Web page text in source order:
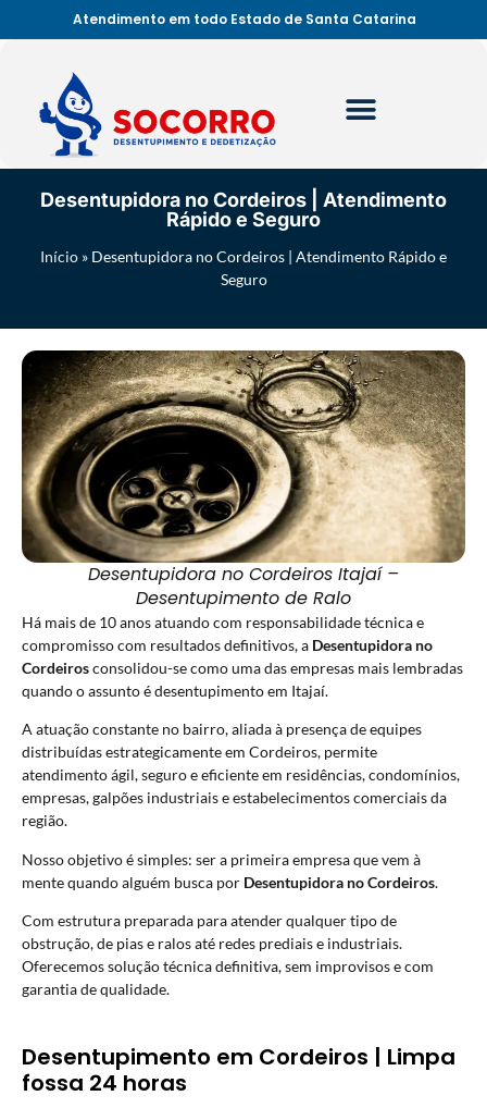
Atendimento em todo Estado de Santa Catarina
Desentupidora no Cordeiros | Atendimento
Rápido e Seguro
Início » Desentupidora no Cordeiros | Atendimento Rápido e
Seguro
Desentupidora no Cordeiros Itajaí –
Desentupimento de Ralo
Há mais de 10 anos atuando com responsabilidade técnica e
compromisso com resultados definitivos, a Desentupidora no
Cordeirosconsolidou-se como uma das empresas mais lembradas
quando o assunto é desentupimento em Itajaí.
A atuação constante no bairro, aliada à presença de equipes
distribuídas estrategicamente em Cordeiros, permite
atendimento ágil, seguro e eficiente em residências, condomínios,
empresas, galpões industriais e estabelecimentos comerciais da
região.
Nosso objetivo é simples: ser a primeira empresa que vem à
mente quando alguém busca por Desentupidora no Cordeiros.
Com estrutura preparada para atender qualquer tipo de
obstrução, de pias e ralos até redes prediais e industriais.
Oferecemos solução técnica definitiva, sem improvisos e com
garantia de qualidade.
Desentupimento em Cordeiros | Limpa
fossa 24 horas